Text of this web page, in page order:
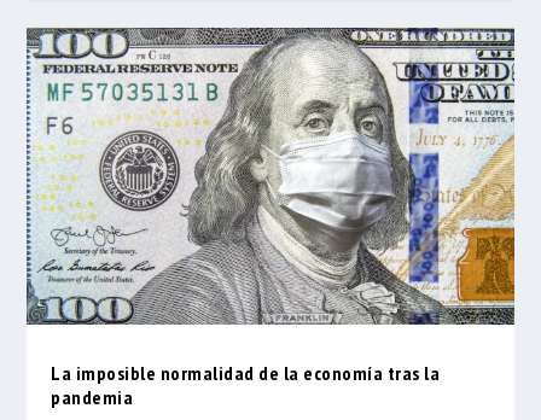
La imposible normalidad de la economía tras la
pandemia